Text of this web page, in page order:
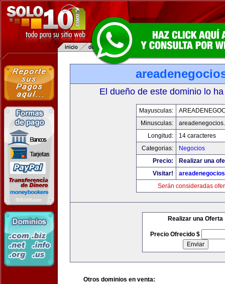
El dueño de este dominio lo
Mayusculas:
Minusculas:
Longitud:
14 caracteres
Categorias:
Negocios
Precio:
Realizar una
Visitar!
Serán consideradas
Realizar una Oferta
Precio Ofrecido $
Otros dominios en venta: